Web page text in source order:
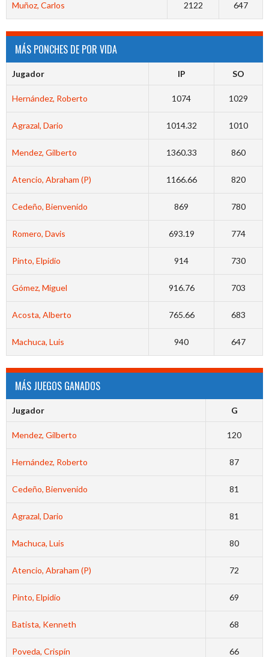
Muñoz, Carlos 2122 647
MÁS PONCHES DE POR VIDA
Jugador IP SO
Hernández, Roberto 1074 1029
Agrazal, Dario 1014.32 1010
Mendez, Gilberto 1360.33 860
Atencio, Abraham (P) 1166.66 820
Cedeño, Bienvenido 869 780
Romero, Davis 693.19 774
Pinto, Elpidio 914 730
Gómez, Miguel 916.76 703
Acosta, Alberto 765.66 683
Machuca, Luis 940 647
MÁS JUEGOS GANADOS
Jugador G
Mendez, Gilberto 120
Hernández, Roberto 87
Cedeño, Bienvenido 81
Agrazal, Dario 81
Machuca, Luis 80
Atencio, Abraham (P) 72
Pinto, Elpidio 69
Batista, Kenneth 68
Poveda, Crispín 66